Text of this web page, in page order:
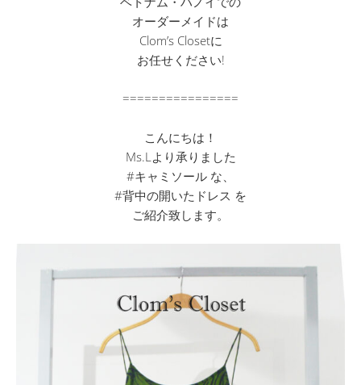
オーダーメイドは
Clom’s Closetに
お任せください!
================
こんにちは！
Ms.Lより承りました
#キャミソール な、
#背中の開いたドレス を
ご紹介致します。